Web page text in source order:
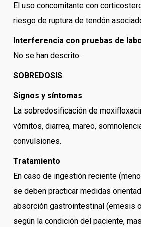
El uso concomitante con
riesgo de ruptura de tendón
Interferencia con pruebas de
No se han descrito.
SOBREDOSIS
Signos y síntomas
La sobredosificación de
vómitos, diarrea, mareo,
convulsiones.
Tratamiento
En caso de ingestión reciente
se deben practicar medidas
absorción gastrointestinal (emesis
según la condición del paciente,